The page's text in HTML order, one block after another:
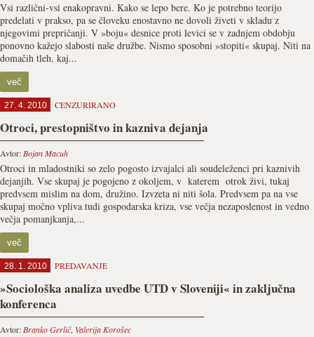
Vsi različni-vsi enakopravni. Kako se lepo bere. Ko je potrebno teorijo
predelati v prakso, pa se človeku enostavno ne dovoli živeti v skladu z
njegovimi prepričanji. V »boju« desnice proti levici se v zadnjem obdobju
ponovno kažejo slabosti naše družbe. Nismo sposobni »stopiti« skupaj. Niti na
domačih tleh, kaj...
več
27. 4. 2010 CENZURIRANO
Otroci, prestopništvo in kazniva dejanja
Avtor: Bojan Macuh
Otroci in mladostniki so zelo pogosto izvajalci ali soudeleženci pri kaznivih
dejanjih. Vse skupaj je pogojeno z okoljem, v katerem otrok živi, tukaj
predvsem mislim na dom, družino. Izvzeta ni niti šola. Predvsem pa na vse
skupaj močno vpliva tudi gospodarska kriza, vse večja nezaposlenost in vedno
večja pomanjkanja,...
več
28. 1. 2010 PREDAVANJE
»Sociološka analiza uvedbe UTD v Sloveniji« in zaključna
konferenca
Avtor: Branko Gerlič, Valerija Korošec